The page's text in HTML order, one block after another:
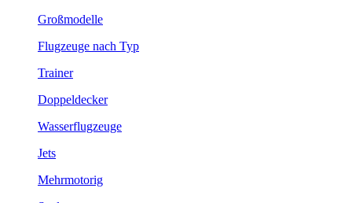
Großmodelle
Flugzeuge nach Typ
Trainer
Doppeldecker
Wasserflugzeuge
Jets
Mehrmotorig